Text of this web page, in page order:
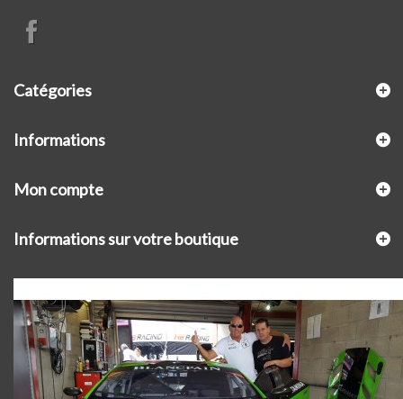
Catégories
Informations
Mon compte
Informations sur votre boutique